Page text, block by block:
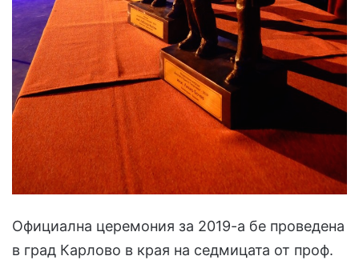
Официална церемония за 2019-а бе проведена
в град Карлово в края на седмицата от проф.